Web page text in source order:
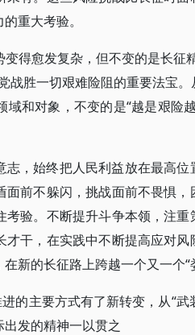
重大考验。
得愈发复杂，但不变的是长征
战胜一切艰难险阻的重要法宝
和对象，不变的是“越是艰险
，始终把人民利益放在最高
前不躲闪，挑战面前不畏惧
验。不断提升斗争本领，注
干，在实践中不断提高应对风
新的长征路上跨越一个又一个“
的主要方式有了新转变，从“武
发的精神一以贯之